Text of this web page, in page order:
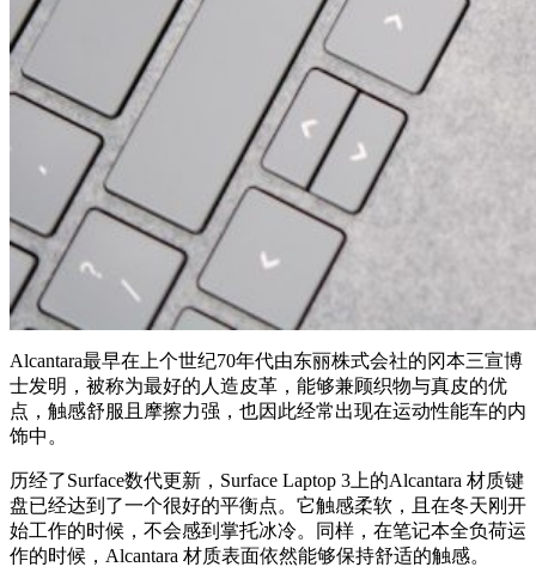
Alcantara最早在上个世纪70年代由东丽株式会社的冈本三宣博
士发明，被称为最好的人造皮革，能够兼顾织物与真皮的优
点，触感舒服且摩擦力强，也因此经常出现在运动性能车的内
饰中。
历经了Surface数代更新，Surface Laptop 3上的Alcantara 材质键
盘已经达到了一个很好的平衡点。它触感柔软，且在冬天刚开
始工作的时候，不会感到掌托冰冷。同样，在笔记本全负荷运
作的时候，Alcantara 材质表面依然能够保持舒适的触感。